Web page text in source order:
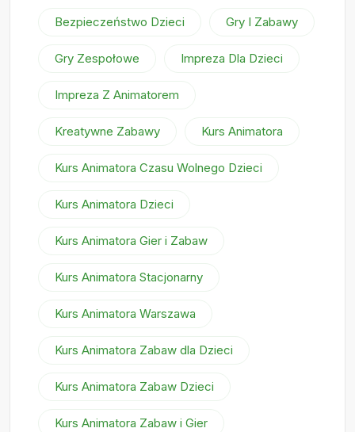
Bezpieczeństwo Dzieci Gry I Zabawy
Gry Zespołowe Impreza Dla Dzieci
Impreza Z Animatorem
Kreatywne Zabawy Kurs Animatora
Kurs Animatora Czasu Wolnego Dzieci
Kurs Animatora Dzieci
Kurs Animatora Gier i Zabaw
Kurs Animatora Stacjonarny
Kurs Animatora Warszawa
Kurs Animatora Zabaw dla Dzieci
Kurs Animatora Zabaw Dzieci
Kurs Animatora Zabaw i Gier